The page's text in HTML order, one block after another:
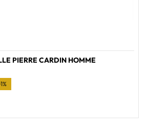
PIERRE CARDIN HOMME